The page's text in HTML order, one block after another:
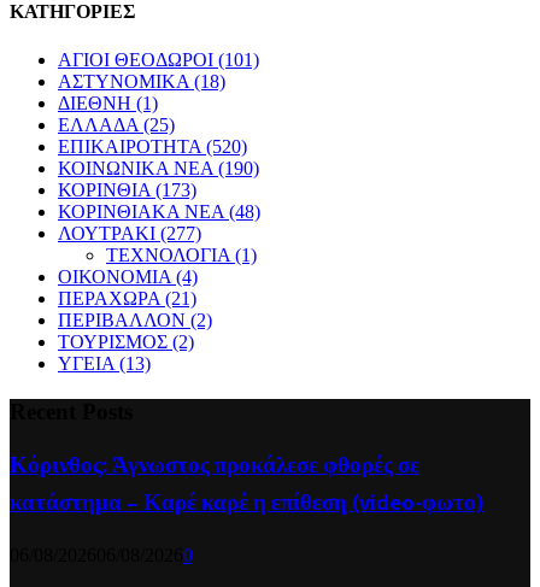
ΚΑΤΗΓΟΡΙΕΣ
ΑΓΙΟΙ ΘΕΟΔΩΡΟΙ (101)
ΑΣΤΥΝΟΜΙΚΑ (18)
ΔΙΕΘΝΗ (1)
ΕΛΛΑΔΑ (25)
ΕΠΙΚΑΙΡΟΤΗΤΑ (520)
ΚΟΙΝΩΝΙΚΑ ΝΕΑ (190)
ΚΟΡΙΝΘΙΑ (173)
ΚΟΡΙΝΘΙΑΚΑ ΝΕΑ (48)
ΛΟΥΤΡΑΚΙ (277)
ΤΕΧΝΟΛΟΓΙΑ (1)
ΟΙΚΟΝΟΜΙΑ (4)
ΠΕΡΑΧΩΡΑ (21)
ΠΕΡΙΒΑΛΛΟΝ (2)
ΤΟΥΡΙΣΜΟΣ (2)
ΥΓΕΙΑ (13)
Κόρινθος: Άγνωστος προκάλεσε φθορές σε
κατάστημα – Καρέ καρέ η επίθεση (video-φωτο)
0